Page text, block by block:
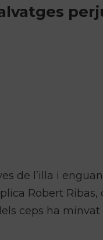
de l’illa i
Robert Ribas,
ceps ha minvat